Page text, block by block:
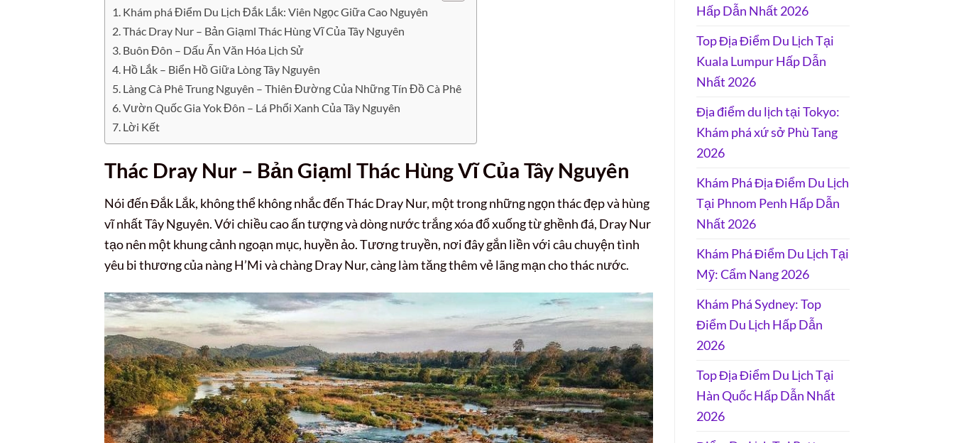
Khám phá Điểm Du Lịch Đắk Lắk: Viên Ngọc Giữa Cao Nguyên
Thác Dray Nur – Bản Giạml Thác Hùng Vĩ Của Tây Nguyên
Buôn Đôn – Dấu Ấn Văn Hóa Lịch Sử
Hồ Lắk – Biển Hồ Giữa Lòng Tây Nguyên
Làng Cà Phê Trung Nguyên – Thiên Đường Của Những Tín Đồ Cà Phê
Vườn Quốc Gia Yok Đôn – Lá Phổi Xanh Của Tây Nguyên
Lời Kết
Thác Dray Nur – Bản Giạml Thác Hùng Vĩ Của Tây Nguyên
Nói đến Đắk Lắk, không thể không nhắc đến Thác Dray Nur, một trong những ngọn thác đẹp và hùng
vĩ nhất Tây Nguyên. Với chiều cao ấn tượng và dòng nước trắng xóa đổ xuống từ ghềnh đá, Dray Nur
tạo nên một khung cảnh ngoạn mục, huyền ảo. Tương truyền, nơi đây gắn liền với câu chuyện tình
yêu bi thương của nàng H’Mi và chàng Dray Nur, càng làm tăng thêm vẻ lãng mạn cho thác nước.
Hấp Dẫn Nhất 2026
Top Địa Điểm Du Lịch Tại
Kuala Lumpur Hấp Dẫn
Nhất 2026
Địa điểm du lịch tại Tokyo:
Khám phá xứ sở Phù Tang
2026
Khám Phá Địa Điểm Du Lịch
Tại Phnom Penh Hấp Dẫn
Nhất 2026
Khám Phá Điểm Du Lịch Tại
Mỹ: Cẩm Nang 2026
Khám Phá Sydney: Top
Điểm Du Lịch Hấp Dẫn
2026
Top Địa Điểm Du Lịch Tại
Hàn Quốc Hấp Dẫn Nhất
2026